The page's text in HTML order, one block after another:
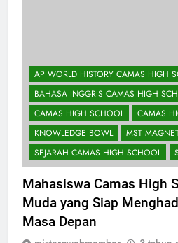
AP WORLD HISTORY CAMAS HIGH
BAHASA INGGRIS CAMAS HIGH
CAMAS HIGH SCHOOL
CAMAS
KNOWLEDGE BOWL
MST
SEJARAH CAMAS HIGH SCHOOL
Mahasiswa Camas High
Muda yang Siap
Masa Depan